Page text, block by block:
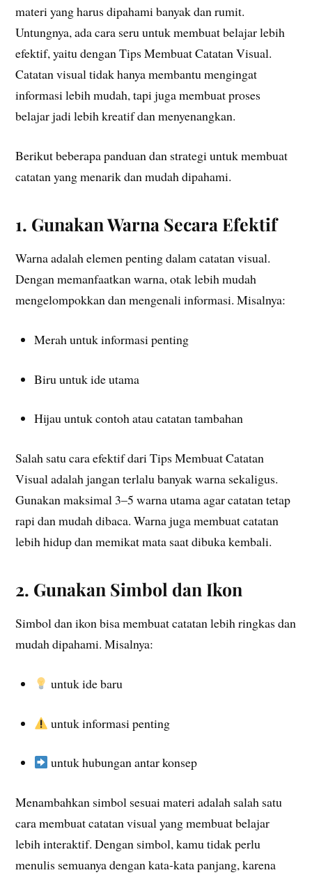
materi yang harus dipahami banyak dan rumit.
Untungnya, ada cara seru untuk membuat belajar lebih
efektif, yaitu dengan Tips Membuat Catatan Visual.
Catatan visual tidak hanya membantu mengingat
informasi lebih mudah, tapi juga membuat proses
belajar jadi lebih kreatif dan menyenangkan.
Berikut beberapa panduan dan strategi untuk membuat
catatan yang menarik dan mudah dipahami.
1. Gunakan Warna Secara Efektif
Warna adalah elemen penting dalam catatan visual.
Dengan memanfaatkan warna, otak lebih mudah
mengelompokkan dan mengenali informasi. Misalnya:
Merah untuk informasi penting
Biru untuk ide utama
Hijau untuk contoh atau catatan tambahan
Salah satu cara efektif dari Tips Membuat Catatan
Visual adalah jangan terlalu banyak warna sekaligus.
Gunakan maksimal 3–5 warna utama agar catatan tetap
rapi dan mudah dibaca. Warna juga membuat catatan
lebih hidup dan memikat mata saat dibuka kembali.
2. Gunakan Simbol dan Ikon
Simbol dan ikon bisa membuat catatan lebih ringkas dan
mudah dipahami. Misalnya:
untuk ide baru
untuk informasi penting
untuk hubungan antar konsep
Menambahkan simbol sesuai materi adalah salah satu
cara membuat catatan visual yang membuat belajar
lebih interaktif. Dengan simbol, kamu tidak perlu
menulis semuanya dengan kata-kata panjang, karena